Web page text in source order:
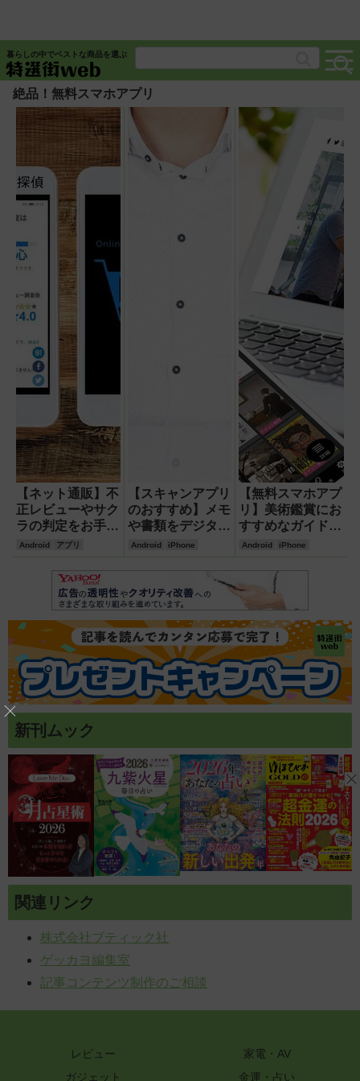
暮らしの中でベストな商品を選ぶ
絶品！無料スマホアプリ
【ネット通販】不
正レビューやサク
ラの判定をお手伝
い!おすすめ無料
ービスを紹介
Android アプリ
【スキャンアプリ
のおすすめ】メモ
や書類をデジタル
化する無料アプリ
Android iPhone
【無料スマホアプ
リ】美術鑑賞にお
すすめなガイドア
プリを厳選
Android iPhone
新刊ムック
関連リンク
株式会社ブティック社
ゲッカヨ編集室
記事コンテンツ制作のご相談
レビュー
家電・AV
ガジェット
金運・占い